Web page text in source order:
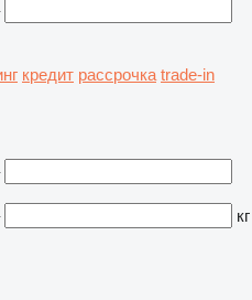
кредит рассрочка trade-in
кг